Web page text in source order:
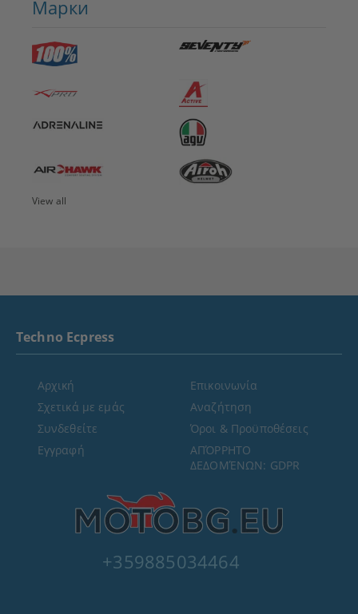
Марки
View all
+359885034464
Techno Ecpress
Αρχική
Σχετικά με εμάς
Συνδεθείτε
Εγγραφή
Επικοινωνία
Αναζήτηση
Όροι & Προϋποθέσεις
ΑΠΌΡΡΗΤΟ
ΔΕΔΟΜΈΝΩΝ: GDPR